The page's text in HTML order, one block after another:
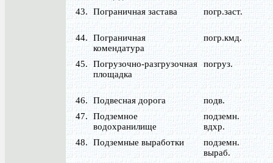
43. Пограничная застава погр.заст.
44.
Пограничная
комендатура
погр.кмд.
45.
Погрузочно-разгрузочная
площадка
погруз.
46. Подвесная дорога
подв.
47.
Подземное
водохранилище
подземн.
вдхр.
48.
Подземные выработки
подземн.
выраб.